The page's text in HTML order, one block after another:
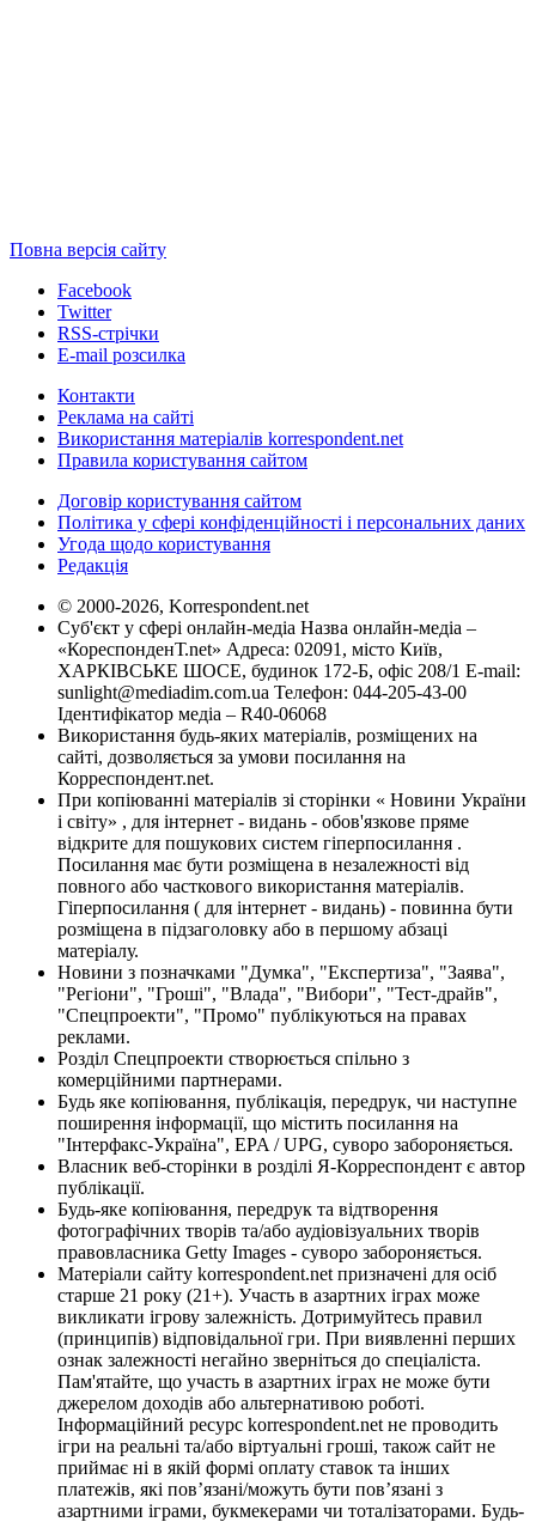
Повна версія сайту
Facebook
Twitter
RSS-стрічки
E-mail розсилка
Контакти
Реклама на сайті
Використання матеріалів korrespondent.net
Правила користування сайтом
Договір користування сайтом
Політика у сфері конфіденційності і персональних даних
Угода щодо користування
Редакція
© 2000-2026, Korrespondent.net
Суб'єкт у сфері онлайн-медіа Назва онлайн-медіа –
«КореспонденТ.net» Адреса: 02091, місто Київ,
ХАРКІВСЬКЕ ШОСЕ, будинок 172-Б, офіс 208/1 E-mail:
sunlight@mediadim.com.ua Телефон: 044-205-43-00
Ідентифікатор медіа – R40-06068
Використання будь-яких матеріалів, розміщених на
сайті, дозволяється за умови посилання на
Корреспондент.net.
При копіюванні матеріалів зі сторінки « Новини України
і світу» , для інтернет - видань - обов'язкове пряме
відкрите для пошукових систем гіперпосилання .
Посилання має бути розміщена в незалежності від
повного або часткового використання матеріалів.
Гіперпосилання ( для інтернет - видань) - повинна бути
розміщена в підзаголовку або в першому абзаці
матеріалу.
Новини з позначками "Думка", "Експертиза", "Заява",
"Регіони", "Гроші", "Влада", "Вибори", "Тест-драйв",
"Спецпроекти", "Промо" публікуються на правах
реклами.
Розділ Спецпроекти створюється спільно з
комерційними партнерами.
Будь яке копіювання, публікація, передрук, чи наступне
поширення інформації, що містить посилання на
"Інтерфакс-Україна", EPA / UPG, суворо забороняється.
Власник веб-сторінки в розділі Я-Корреспондент є автор
публікації.
Будь-яке копіювання, передрук та відтворення
фотографічних творів та/або аудіовізуальних творів
правовласника Getty Images - суворо забороняється.
Матеріали сайту korrespondent.net призначені для осіб
старше 21 року (21+). Участь в азартних іграх може
викликати ігрову залежність. Дотримуйтесь правил
(принципів) відповідальної гри. При виявленні перших
ознак залежності негайно зверніться до спеціаліста.
Пам'ятайте, що участь в азартних іграх не може бути
джерелом доходів або альтернативою роботі.
Інформаційний ресурс korrespondent.net не проводить
ігри на реальні та/або віртуальні гроші, також сайт не
приймає ні в якій формі оплату ставок та інших
платежів, які пов’язані/можуть бути пов’язані з
азартними іграми, букмекерами чи тоталізаторами. Будь-